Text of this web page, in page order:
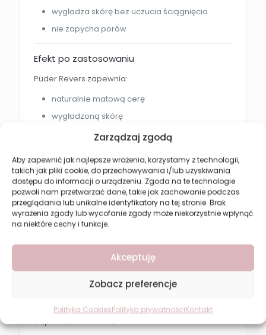
Zarządzaj zgodą
Aby zapewnić jak najlepsze wrażenia, korzystamy z technologii,
takich jak pliki cookie, do przechowywania i/lub uzyskiwania
dostępu do informacji o urządzeniu. Zgoda na te technologie
pozwoli nam przetwarzać dane, takie jak zachowanie podczas
przeglądania lub unikalne identyfikatory na tej stronie. Brak
wyrażenia zgody lub wycofanie zgody może niekorzystnie wpłynąć
na niektóre cechy i funkcje.
Akceptuję
Zobacz preferencje
Polityka CookiesPolityka prywatnościKontakt
wygładza skórę bez uczucia ściągnięcia
nie zapycha porów
Efekt po zastosowaniu
Puder Revers zapewnia:
naturalnie matową cerę
wygładzoną skórę
mniej widoczne pory i zmarszczki
świeży i naturalny wygląd
Jak używać?
Nałóż puder za pomocą pędzla lub aplikatora na
całą twarz albo wybrane partie skóry.
oraz do poprawek w ciągu dnia.
Dla kogo jest ten produkt?
Puder Revers Pure Mineral Powder będzie
odpowiedni dla osób: